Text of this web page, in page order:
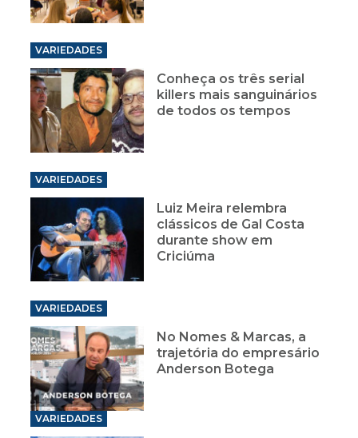
VARIEDADES
Conheça os três serial
killers mais sanguinários
de todos os tempos
VARIEDADES
Luiz Meira relembra
clássicos de Gal Costa
durante show em
Criciúma
VARIEDADES
No Nomes & Marcas, a
trajetória do empresário
Anderson Botega
VARIEDADES